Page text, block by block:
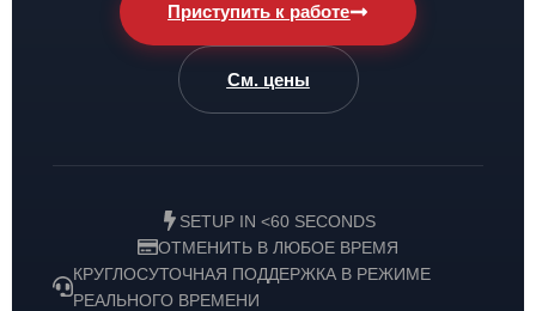
Приступить к работе
См. цены
SETUP IN <60 SECONDS
ОТМЕНИТЬ В ЛЮБОЕ ВРЕМЯ
КРУГЛОСУТОЧНАЯ ПОДДЕРЖКА В РЕЖИМЕ
РЕАЛЬНОГО ВРЕМЕНИ